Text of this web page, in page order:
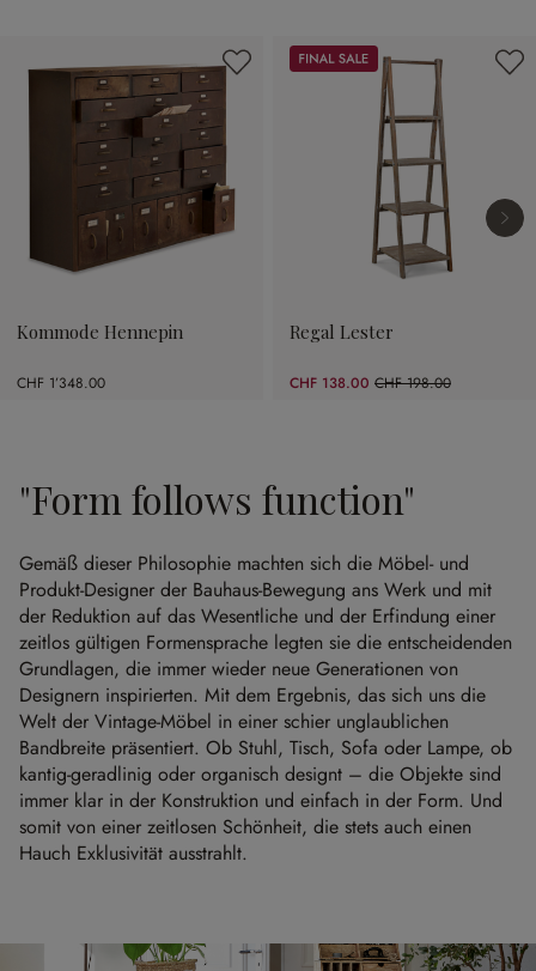
Kommode Hennepin
CHF 1’348.00
Sale
Regal Lester
CHF 138.00 CHF 198.00
(30.3% gespart)
"Form follows function"
Gemäß dieser Philosophie machten sich die Möbel- und
Produkt-Designer der Bauhaus-Bewegung ans Werk und mit
der Reduktion auf das Wesentliche und der Erfindung einer
zeitlos gültigen Formensprache legten sie die entscheidenden
Grundlagen, die immer wieder neue Generationen von
Designern inspirierten. Mit dem Ergebnis, das sich uns die
Welt der Vintage-Möbel in einer schier unglaublichen
Bandbreite präsentiert. Ob Stuhl, Tisch, Sofa oder Lampe, ob
kantig-geradlinig oder organisch designt – die Objekte sind
immer klar in der Konstruktion und einfach in der Form. Und
somit von einer zeitlosen Schönheit, die stets auch einen
Hauch Exklusivität ausstrahlt.